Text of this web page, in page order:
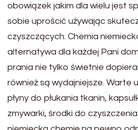
obowiązek jakim dla wielu jest
sobie uprościć używając
czyszczących. Chemia
alternatywa dla każdej Pani
prania nie tylko świetnie
również są wydajniejsze. Warte
płyny do płukania tkanin,
zmywarki, środki do